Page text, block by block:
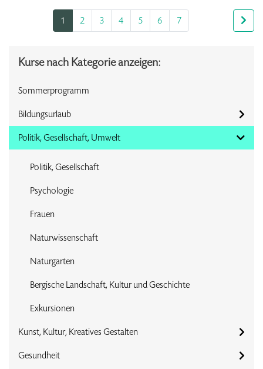
1 2 3 4 5 6 7
Kurse nach Kategorie anzeigen:
Sommerprogramm
Bildungsurlaub
Politik, Gesellschaft, Umwelt
Politik, Gesellschaft
Psychologie
Frauen
Naturwissenschaft
Naturgarten
Bergische Landschaft, Kultur und Geschichte
Exkursionen
Kunst, Kultur, Kreatives Gestalten
Gesundheit